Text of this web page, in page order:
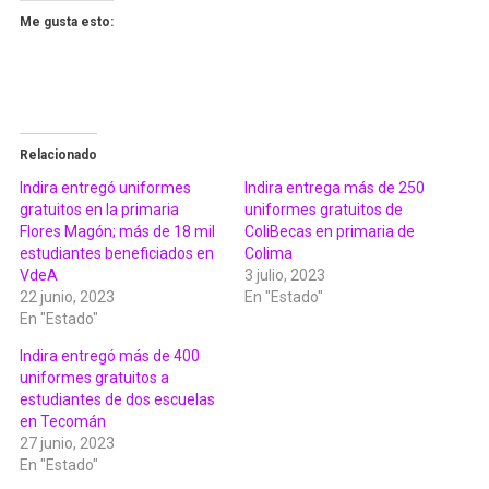
Me gusta esto:
Relacionado
Indira entregó uniformes
gratuitos en la primaria
Flores Magón; más de 18 mil
estudiantes beneficiados en
VdeA
22 junio, 2023
En "Estado"
Indira entrega más de 250
uniformes gratuitos de
ColiBecas en primaria de
Colima
3 julio, 2023
En "Estado"
Indira entregó más de 400
uniformes gratuitos a
estudiantes de dos escuelas
en Tecomán
27 junio, 2023
En "Estado"